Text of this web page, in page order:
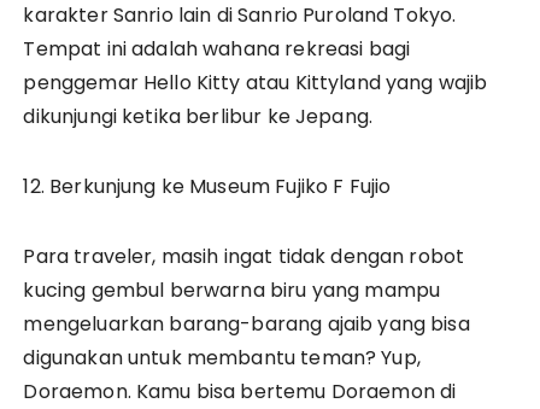
karakter Sanrio lain di Sanrio Puroland Tokyo.
Tempat ini adalah wahana rekreasi bagi
penggemar Hello Kitty atau Kittyland yang wajib
dikunjungi ketika berlibur ke Jepang.
12. Berkunjung ke Museum Fujiko F Fujio
Para traveler, masih ingat tidak dengan robot
kucing gembul berwarna biru yang mampu
mengeluarkan barang-barang ajaib yang bisa
digunakan untuk membantu teman? Yup,
Doraemon. Kamu bisa bertemu Doraemon di